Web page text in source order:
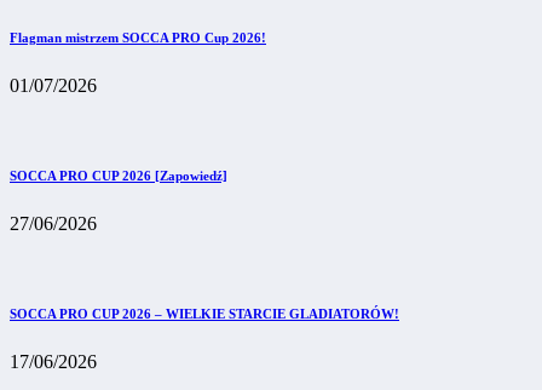
Flagman mistrzem SOCCA PRO Cup 2026!
01/07/2026
SOCCA PRO CUP 2026 [Zapowiedź]
27/06/2026
SOCCA PRO CUP 2026 – WIELKIE STARCIE GLADIATORÓW!
17/06/2026